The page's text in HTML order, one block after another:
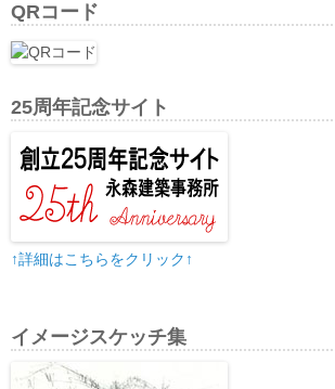
QRコード
25周年記念サイト
↑詳細はこちらをクリック↑
イメージスケッチ集